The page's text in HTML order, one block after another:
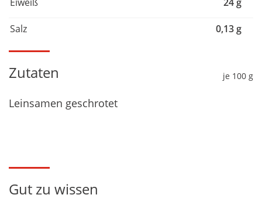
Salz 0,13 g
Zutaten je 100 g
Leinsamen geschrotet
Gut zu wissen